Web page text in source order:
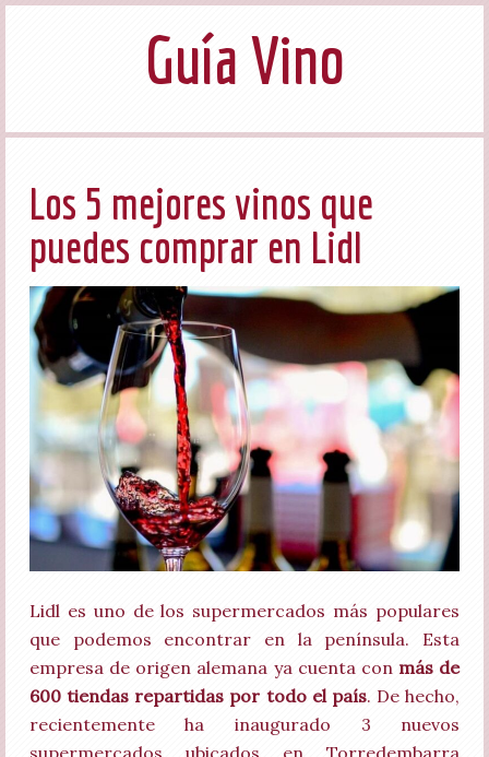
Guía Vino
Los 5 mejores vinos que
puedes comprar en Lidl
Lidl es uno de los supermercados más populares
que podemos encontrar en la península. Esta
empresa de origen alemana ya cuenta con más de
600 tiendas repartidas por todo el país. De hecho,
recientemente ha inaugurado 3 nuevos